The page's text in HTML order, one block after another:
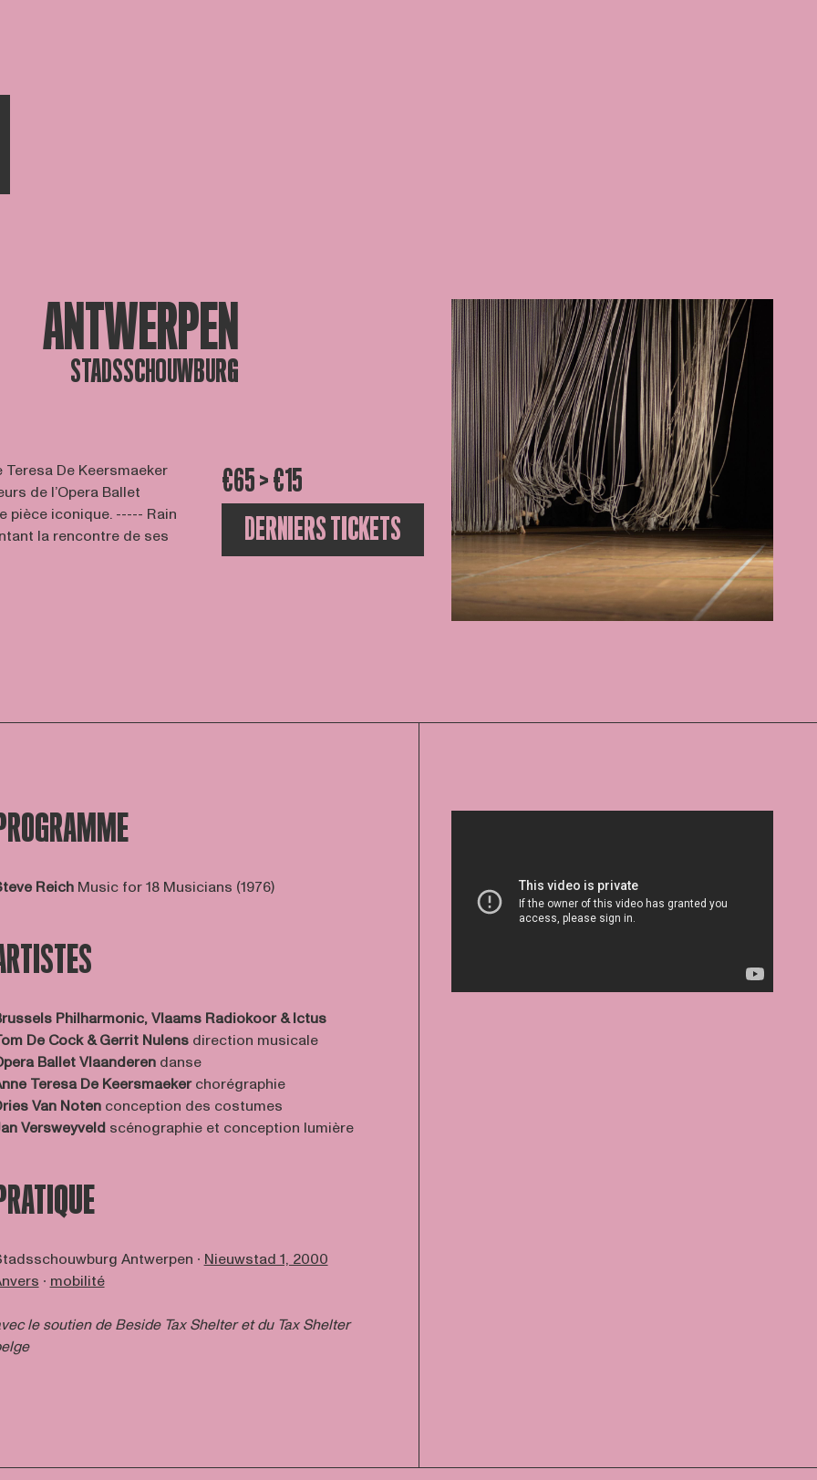
ANTWERPEN
STADSSCHOUWBURG
De Keersmaeker
de l’Opera Ballet
pièce iconique. ----- Rain
la rencontre de ses
€65 > €15
DERNIERS TICKETS
PROGRAMME
ReichMusic for 18 Musicians (1976)
Philharmonic, Vlaams Radiokoor &Ictus
De Cock & Gerrit Nulensdirection musicale
Ballet Vlaanderendanse
Teresa De Keersmaekerchorégraphie
Van Notenconception des costumes
Versweyveld scénographie et conception lumière
PRATIQUE
Antwerpen ∙ Nieuwstad 1, 2000
∙ mobilité
le soutien deBeside Tax Shelteret du Tax Shelter